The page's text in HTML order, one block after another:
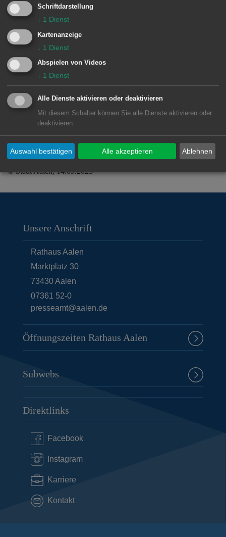
Krankenkassen.
INFO:
Anmeldung und weitere Infos gibt es
direkt beim Heilstollen Aalen
Telefon: 07361 - 970280
e-mail: kuraalen@t-online.de
© Stadt Aalen, 14.09.2023
Unsere Anschrift
Rathaus Aalen
Marktplatz 30
73430Aalen
07361 52-0
presseamt@aalen.de
Öffnungszeiten Rathaus Aalen
Subwebs
Direktlinks
Facebook
Instagram
Karriere
Kontakt
Schriftdarstellung
↓ 1 Dienst
Kartenanzeige
↓ 1 Dienst
Abspielen von Videos
↓ 1 Dienst
Alle Dienste aktivieren oder deaktivieren
Mit diesem Schalter können Sie alle Dienste aktivieren oder
deaktivieren.
Ablehnen
Auswahl bestätigen Alle akzeptieren